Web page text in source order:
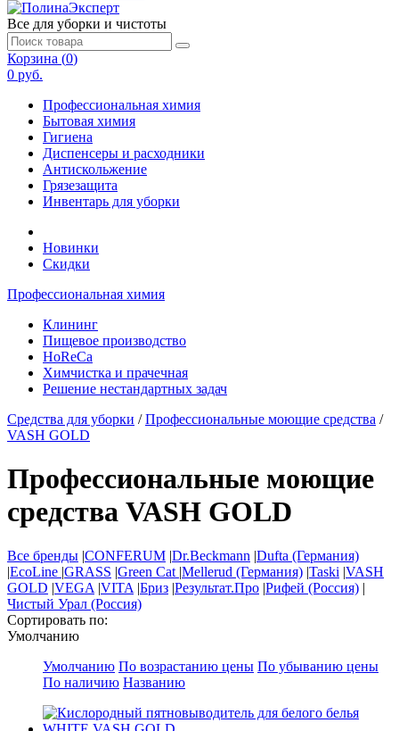
Все для уборки и чистоты
Корзина (0)
0 руб.
Профессиональная химия
Бытовая химия
Гигиена
Диспенсеры и расходники
Антискольжение
Грязезащита
Инвентарь для уборки
Новинки
Скидки
Профессиональная химия
Клининг
Пищевое производство
HoReCa
Химчистка и прачечная
Решение нестандартных задач
Средства для уборки /Профессиональные моющие средства /
VASH GOLD
Профессиональные моющие
средства VASH GOLD
Все бренды |CONFERUM |Dr.Beckmann |Dufta (Германия)
|EcoLine |GRASS |Green Cat |Mellerud (Германия) |Taski |VASH
GOLD |VEGA |VITA |Бриз |Результат.Про |Рифей (Россия) |
Чистый Урал (Россия)
Сортировать по:
Умолчанию
Умолчанию По возрастанию цены По убыванию цены
По наличию Названию